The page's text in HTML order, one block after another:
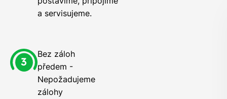
a servisujeme.
Bez záloh
předem -
Nepožadujeme
zálohy